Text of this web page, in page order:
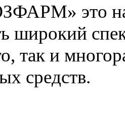
это
широкий
так и
средств.